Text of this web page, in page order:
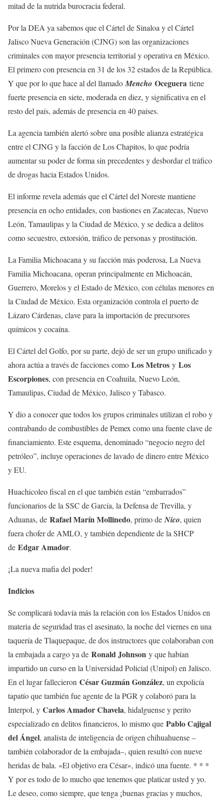
mitad de la nutrida burocracia federal.
Por la DEA ya sabemos que el Cártel de Sinaloa y el Cártel
Jalisco Nueva Generación (CJNG) son las organizaciones
criminales con mayor presencia territorial y operativa en México.
El primero con presencia en 31 de los 32 estados de la República.
Y que por lo que hace al del llamado Mencho Oceguera tiene
fuerte presencia en siete, moderada en diez, y significativa en el
resto del país, además de presencia en 40 países.
La agencia también alertó sobre una posible alianza estratégica
entre el CJNG y la facción de Los Chapitos, lo que podría
aumentar su poder de forma sin precedentes y desbordar el tráfico
de drogas hacia Estados Unidos.
El informe revela además que el Cártel del Noreste mantiene
presencia en ocho entidades, con bastiones en Zacatecas, Nuevo
León, Tamaulipas y la Ciudad de México, y se dedica a delitos
como secuestro, extorsión, tráfico de personas y prostitución.
La Familia Michoacana y su facción más poderosa, La Nueva
Familia Michoacana, operan principalmente en Michoacán,
Guerrero, Morelos y el Estado de México, con células menores en
la Ciudad de México. Esta organización controla el puerto de
Lázaro Cárdenas, clave para la importación de precursores
químicos y cocaína.
El Cártel del Golfo, por su parte, dejó de ser un grupo unificado y
ahora actúa a través de facciones como Los Metros y Los
Escorpiones, con presencia en Coahuila, Nuevo León,
Tamaulipas, Ciudad de México, Jalisco y Tabasco.
Y dio a conocer que todos los grupos criminales utilizan el robo y
contrabando de combustibles de Pemex como una fuente clave de
financiamiento. Este esquema, denominado “negocio negro del
petróleo”, incluye operaciones de lavado de dinero entre México
y EU.
Huachicoleo fiscal en el que también están “embarrados”
funcionarios de la SSC de García, la Defensa de Trevilla, y
Aduanas, de Rafael Marín Mollinedo, primo de Nico, quien
fuera chofer de AMLO, y también dependiente de la SHCP
de Edgar Amador.
¡La nueva mafia del poder!
Indicios
Se complicará todavía más la relación con los Estados Unidos en
materia de seguridad tras el asesinato, la noche del viernes en una
taquería de Tlaquepaque, de dos instructores que colaboraban con
la embajada a cargo ya de Ronald Johnson y que habían
impartido un curso en la Universidad Policial (Unipol) en Jalisco.
En el lugar fallecieron César Guzmán González, un expolicía
tapatío que también fue agente de la PGR y colaboró para la
Interpol, y Carlos Amador Chavela, hidalguense y perito
especializado en delitos financieros, lo mismo que Pablo Cajigal
del Ángel, analista de inteligencia de origen chihuahuense –
también colaborador de la embajada–, quien resultó con nueve
heridas de bala. «El objetivo era César», indicó una fuente. * * *
Y por es todo de lo mucho que tenemos que platicar usted y yo.
Le deseo, como siempre, que tenga ¡buenas gracias y muchos,